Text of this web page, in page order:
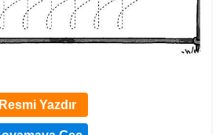
Resmi Yazdır